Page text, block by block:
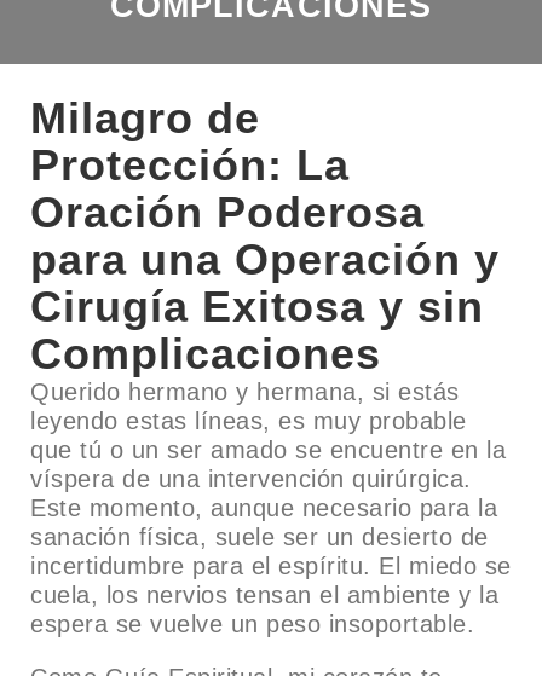
Milagro de
Protección: La
Oración Poderosa
para una Operación y
Cirugía Exitosa y sin
Complicaciones
Querido hermano y hermana, si estás
leyendo estas líneas, es muy probable
que tú o un ser amado se encuentre en la
víspera de una intervención quirúrgica.
Este momento, aunque necesario para la
sanación física, suele ser un desierto de
incertidumbre para el espíritu. El miedo se
cuela, los nervios tensan el ambiente y la
espera se vuelve un peso insoportable.